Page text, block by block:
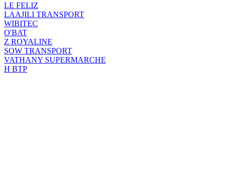
LE FELIZ
LAAJILI TRANSPORT
WIBITEC
O'BAT
Z ROYALINE
SOW TRANSPORT
VATHANY SUPERMARCHE
H BTP